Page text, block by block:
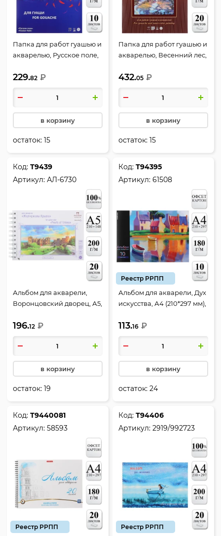
Папка для работ гуашью и
акварелью, Русское поле,
Лилия Холдинг, П-1707
229.82 ₽
в корзину
остаток:15
Папка для работ гуашью и
акварелью, Весенний лес,
цвет белый, Лилия
Холдинг, ПГА3/20
432.05 ₽
в корзину
остаток:15
Код:Т9439
Артикул:АЛ-6730
Альбом для акварели,
Воронцовский дворец, А5,
экстра белый, Лилия
Холдинг, АЛ-6730
196.12 ₽
в корзину
остаток:19
Код:Т94395
Артикул:61508
Реестр РРПП
Альбом для акварели, Дух
искусства, А4 (210*297 мм),
склейка, Erich Krause,
61508
113.16 ₽
в корзину
остаток:24
Код:Т9440081
Артикул:58593
Реестр РРПП
Код:Т94406
Артикул:2919/992723
Реестр РРПП